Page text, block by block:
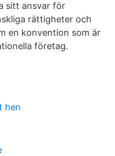
sitt ansvar för
rättigheter och
en konvention som är
företag.
hen